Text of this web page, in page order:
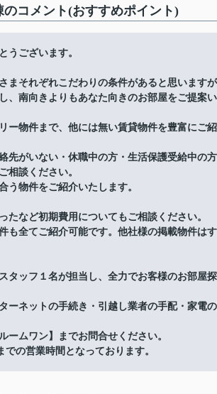
コメント(おすすめポイント)
うございます。
まそれぞれこだわりの条件があると思います
、南向きよりもあなた向きのお部屋をご提案い
ー物件まで、他には無い賃貸物件を豊富にご紹
先がいない・休職中の方・生活保護受給中の
相談ください。
う物件をご紹介いたします。
たなど初期費用についてもご相談ください。
も全てご紹介可能です。他社様の掲載物件は
タッフ１名が担当し、全力でお客様のお部屋
ーネットの手続き・引越し業者の手配・家電
ームワン】までお問合せください。
での営業時間となっております。